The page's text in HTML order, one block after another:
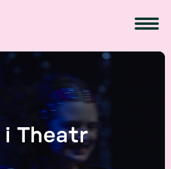
i Theatr